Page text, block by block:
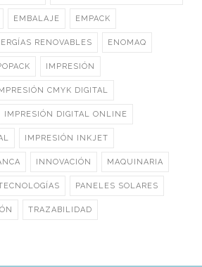
EMBALAJE EMPACK
RENOVABLES ENOMAQ
IMPRESIÓN
CMYK DIGITAL
IMPRESIÓN DIGITAL ONLINE
IMPRESIÓN INKJET
INNOVACIÓN MAQUINARIA
PANELES SOLARES
TRAZABILIDAD